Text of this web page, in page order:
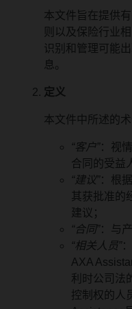
本文件旨在提供
则以及保险行业
识别和管理可能
息。
定义
本文件中所述的
“客户”：视
合同的受益
“建议”：根
其获批准的
建议；
“合同”：与
“相关人员”
AXA
利时公司法
控制权的人